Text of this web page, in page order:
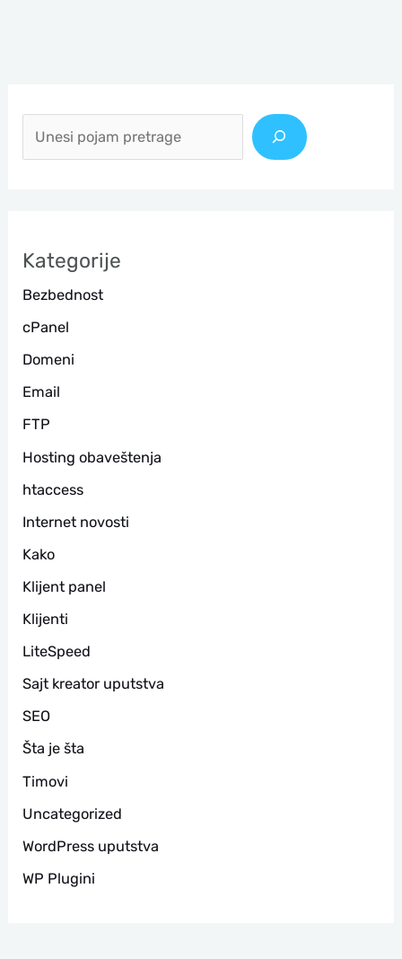
е
г
а
Kategorije
Bezbednost
cPanel
Domeni
Email
FTP
Hosting obaveštenja
htaccess
Internet novosti
Kako
Klijent panel
Klijenti
LiteSpeed
Sajt kreator uputstva
SEO
Šta je šta
Timovi
Uncategorized
WordPress uputstva
WP Plugini